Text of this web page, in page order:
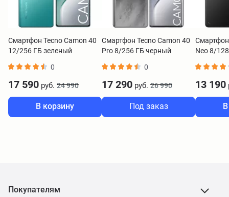
Смартфон Tecno Camon 40
12/256 ГБ зеленый
0
17 590 руб. 24 990
В корзину
Смартфон Tecno Camon 40
Pro 8/256 ГБ черный
0
17 290 руб. 26 990
Под заказ
Смартфон
Neo 8/
13 190
Покупателям